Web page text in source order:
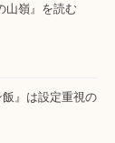
山嶺』を読む
』は設定重視の